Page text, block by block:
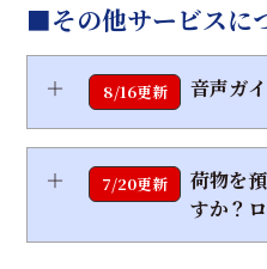
■その他サービスに
＋ 8/16更新 音声ガ
＋ 7/20更新
荷物を
すか？